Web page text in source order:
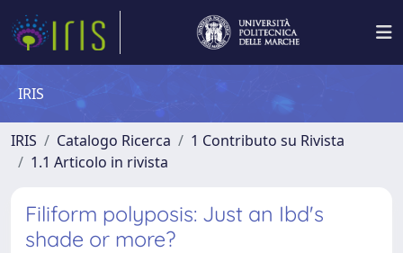
IRIS
IRIS Catalogo Ricerca
1 Contributo su Rivista
1.1 Articolo in rivista
Filiform polyposis: Just an Ibd's
shade or more?